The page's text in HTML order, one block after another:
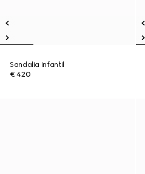
Sandalia infantil
€ 420